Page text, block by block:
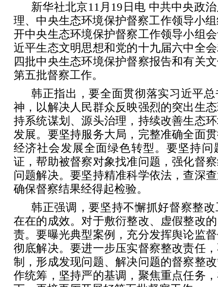
新华社北京11月19日电 中共中央政
理、中央生态环境保护督察工作领导小
开中央生态环境保护督察工作领导小组
近平生态文明思想和党的十九届六中全
四批中央生态环境保护督察报告和有关
第五批督察工作。
韩正指出，要全面贯彻落实习近平
神，以解决人民群众反映强烈的突出生
持系统谋划、源头治理，持续改善生态
发展。要坚持服务大局，完整准确全面
经济社会发展全面绿色转型。要坚持问
证，帮助被督察对象找准问题，强化督
问题解决。要坚持精准科学依法，查深
确保督察结果经得起检验。
韩正强调，要坚持不懈抓好督察整
在在的成效。对于敷衍整改、虚假整改
责。要曝光典型案例，充分发挥舆论监
彻底解决。要进一步压实督察整改责任
制，形成发现问题、解决问题的督察整
作统筹，坚持严的基调，聚焦重点任务